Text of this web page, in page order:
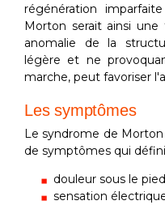
régénération
Morton serait ainsi
anomalie de la
légère et ne
marche, peut favoriser
Les symptômes
Le syndrome de
de symptômes qui
douleur sous le
sensation